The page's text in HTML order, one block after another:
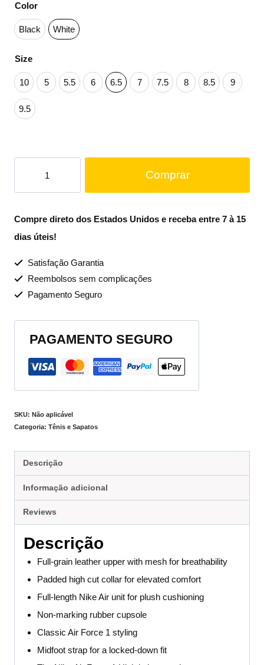
Color
Black White
Size
10 5 5.5 6 6.5 7 7.5 8 8.5 9
9.5
Comprar
Compre direto dos Estados Unidos e receba entre 7 à 15
dias úteis!
Satisfação Garantia
Reembolsos sem complicações
Pagamento Seguro
PAGAMENTO SEGURO
SKU: Não aplicável
Categoria: Tênis e Sapatos
Descrição
Informação adicional
Reviews
Descrição
Full-grain leather upper with mesh for breathability
Padded high cut collar for elevated comfort
Full-length Nike Air unit for plush cushioning
Non-marking rubber cupsole
Classic Air Force 1 styling
Midfoot strap for a locked-down fit